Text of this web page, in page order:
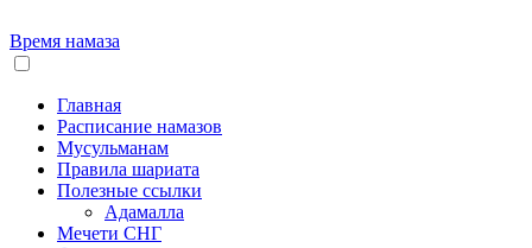
Время намаза
Главная
Расписание намазов
Мусульманам
Правила шариата
Полезные ссылки
Адамалла
Мечети СНГ